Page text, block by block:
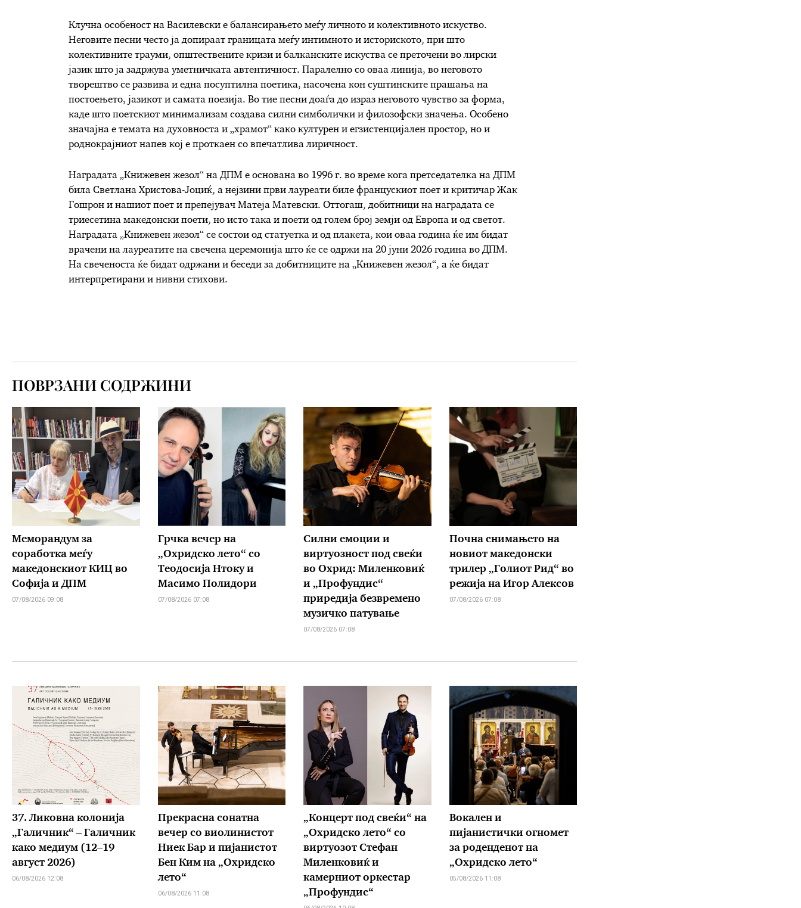
Клучна особеност на Василевски е балансирањето меѓу личното и колективното искуство.
Неговите песни често ја допираат границата меѓу интимното и историското, при што
колективните трауми, општествените кризи и балканските искуства се преточени во лирски
јазик што ја задржува уметничката автентичност. Паралелно со оваа линија, во неговото
творештво се развива и една посуптилна поетика, насочена кон суштинските прашања на
постоењето, јазикот и самата поезија. Во тие песни доаѓа до израз неговото чувство за форма,
каде што поетскиот минимализам создава силни симболички и филозофски значења. Особено
значајна е темата на духовноста и „храмот“ како културен и егзистенцијален простор, но и
роднокрајниот напев кој е проткаен со впечатлива лиричност.
Наградата „Книжевен жезол“ на ДПМ е основана во 1996 г. во време кога претседателка на ДПМ
била Светлана Христова-Јоциќ, а нејзини први лауреати биле францускиот поет и критичар Жак
Гошрон и нашиот поет и препејувач Матеја Матевски. Оттогаш, добитници на наградата се
триесетина македонски поети, но исто така и поети од голем број земји од Европа и од светот.
Наградата „Книжевен жезол“ се состои од статуетка и од плакета, кои оваа година ќе им бидат
врачени на лауреатите на свечена церемонија што ќе се одржи на 20 јуни 2026 гoдина во ДПМ.
На свеченоста ќе бидат одржани и беседи за добитниците на „Книжевен жезол“, а ќе бидат
интерпретирани и нивни стихови.
ПОВРЗАНИ СОДРЖИНИ
Меморандум за
соработка меѓу
македонскиот КИЦ во
Софија и ДПМ
07/08/2026 09:08
Грчка вечер на
„Охридско лето“ со
Теодосија Нтоку и
Масимо Полидори
07/08/2026 07:08
Силни емоции и
виртуозност под свеќи
во Охрид: Миленковиќ
и „Профундис“
приредија безвремено
музичко патување
07/08/2026 07:08
Почна снимањето на
новиот македонски
трилер „Голиот Рид“ во
режија на Игор Алексов
07/08/2026 07:08
37. Ликовна колонија
„Галичник“ – Галичник
како медиум (12–19
август 2026)
06/08/2026 12:08
Прекрасна сонатна
вечер со виолинистот
Ниек Бар и пијанистот
Бен Ким на „Охридско
лето“
06/08/2026 11:08
„Концерт под свеќи“ на
„Охридско лето“ со
виртуозот Стефан
Миленковиќ и
камерниот оркестар
„Профундис“
Вокален и
пијанистички огномет
за роденденот на
„Охридско лето“
05/08/2026 11:08